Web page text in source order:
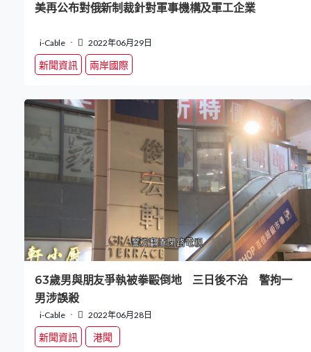
美再公布對俄新制裁針對軍事機構及軍工企業
i-Cable 2022年06月29日
新聞資訊 兩岸國際
63歲男與朋友爭執被拳毆倒地 三日後不治 警拘一
男涉誤殺
i-Cable 2022年06月28日
新聞資訊 港聞